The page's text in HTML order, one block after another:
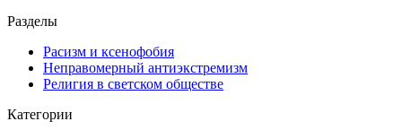
Разделы
Расизм и ксенофобия
Неправомерный антиэкстремизм
Религия в светском обществе
Категории